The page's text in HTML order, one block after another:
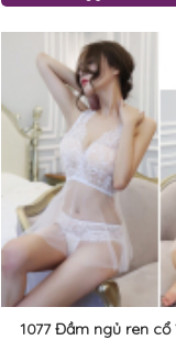
1077 Đầm ngủ ren